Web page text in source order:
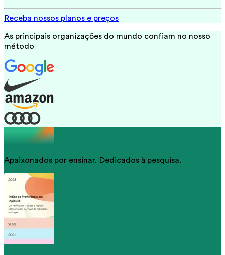
Receba nossos planos e preços
As principais organizações do mundo confiam no nosso
método
Apaixonados por ensinar. Dedicados à pesquisa.